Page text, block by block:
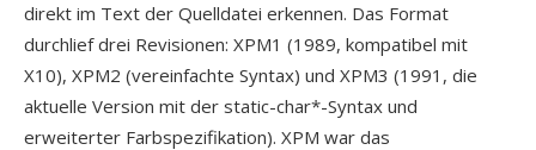
direkt im Text der Quelldatei erkennen. Das Format
durchlief drei Revisionen: XPM1 (1989, kompatibel mit
X10), XPM2 (vereinfachte Syntax) und XPM3 (1991, die
aktuelle Version mit der static-char*-Syntax und
erweiterter Farbspezifikation). XPM war das